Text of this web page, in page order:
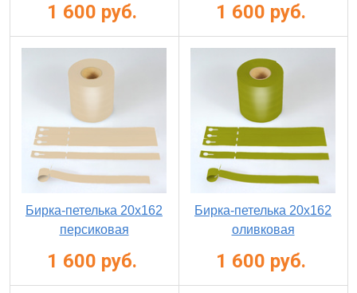
1 600 руб. 1 600 руб.
Бирка-петелька 20х162
персиковая
1 600 руб.
Бирка-петелька 20х162
оливковая
1 600 руб.